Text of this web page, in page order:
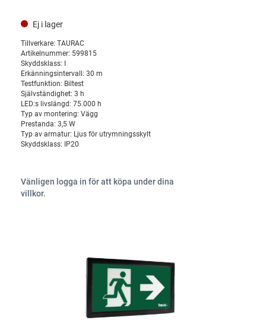
Ej i lager
Tillverkare: TAURAC
Artikelnummer: 599815
Skyddsklass:
Erkänningsintervall: 30 m
Testfunktion: Biltest
Självständighet: 3 h
LED:s livslängd: 75.000 h
Typ av montering: Vägg
Prestanda: 3,5 W
Typ av armatur: Ljus för utrymningsskylt
Skyddsklass:
IP20
Vänligen logga in för att köpa under dina
villkor.